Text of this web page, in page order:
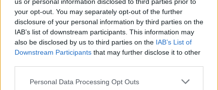
your opt-out. You may separately opt-out of the further
disclosure of your personal information by third parties on the
IAB’s list of downstream participants. This information may
also be disclosed by us to third parties on the IAB’s List of
Downstream Participants that may further disclose it to other
Please note that this website/app uses one or more Google
Personal Data Processing Opt Outs
Το FIAT 500 Hybrid τώρα
από 18.990 ευρώ
18η συνεχόμενη χρονιά για
τον ΟΤΕ στη διεθνή σειρά
δεικτών FTSE4Good